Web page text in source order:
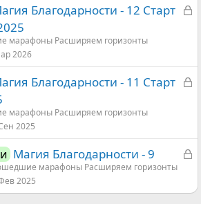
З
ы
т
Благодарности - 12 Старт
марафоны Расширяем горизонты
2026
З
ы
т
Благодарности - 11 Старт
марафоны Расширяем горизонты
2025
З
Магия Благодарности - 9
марафоны Расширяем горизонты
2025